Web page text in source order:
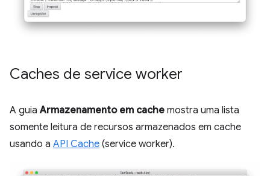
Caches de service worker
A guiaArmazenamento em cache mostra uma lista
somente leitura de recursos armazenados em cache
usando a API Cache (service worker).